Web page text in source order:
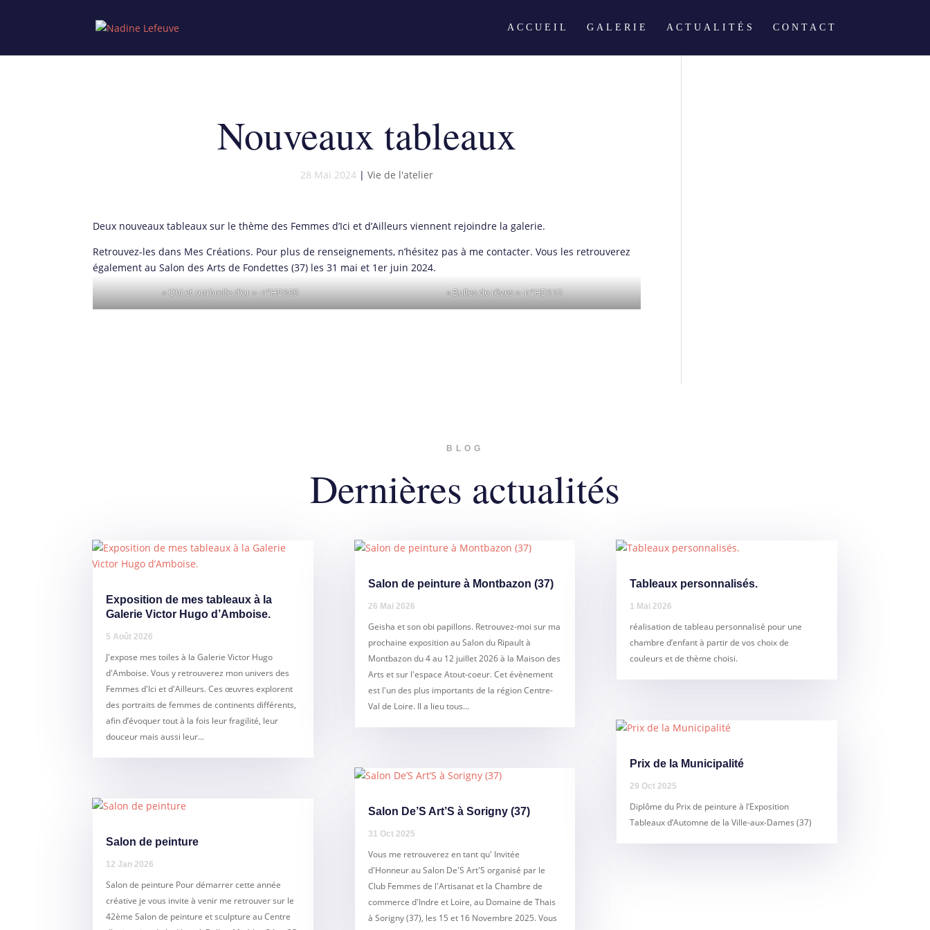
ACCUEIL GALERIE ACTUALITÉS CONTACT
Nouveaux tableaux
28 Mai 2024 |Vie de l'atelier
Deux nouveaux tableaux sur le thème des Femmes d’Ici et d’Ailleurs viennent rejoindre la galerie.
Retrouvez-les dans Mes Créations. Pour plus de renseignements, n’hésitez pas à me contacter. Vous les retrouverez
également au Salon des Arts de Fondettes (37) les 31 mai et 1er juin 2024.
« Obi et ombrelle d’or »- n°HD109 « Bulles de rêves »- n°HD110
BLOG
Dernières actualités
Exposition de mes tableaux à la
Galerie Victor Hugo d’Amboise.
5 Août 2026
J'expose mes toiles à la Galerie Victor Hugo
d'Amboise. Vous y retrouverez mon univers des
Femmes d'Ici et d'Ailleurs. Ces œuvres explorent
des portraits de femmes de continents différents,
afin d’évoquer tout à la fois leur fragilité, leur
douceur mais aussi leur...
Salon de peinture
12 Jan 2026
Salon de peinture Pour démarrer cette année
créative je vous invite à venir me retrouver sur le
42ème Salon de peinture et sculpture au Centre
Salon de peinture à Montbazon (37)
26 Mai 2026
Geisha et son obi papillons. Retrouvez-moi sur ma
prochaine exposition au Salon du Ripault à
Montbazon du 4 au 12 juillet 2026 à la Maison des
Arts et sur l'espace Atout-coeur. Cet évènement
est l'un des plus importants de la région Centre-
Val de Loire. Il a lieu tous...
Salon De’S Art’S à Sorigny (37)
31 Oct 2025
Vous me retrouverez en tant qu' Invitée
d'Honneur au Salon De'S Art'S organisé par le
Club Femmes de l'Artisanat et la Chambre de
commerce d'Indre et Loire, au Domaine de Thais
à Sorigny (37), les 15 et 16 Novembre 2025. Vous
Tableaux personnalisés.
1 Mai 2026
réalisation de tableau personnalisé pour une
chambre d’enfant à partir de vos choix de
couleurs et de thème choisi.
Prix de la Municipalité
29 Oct 2025
Diplôme du Prix de peinture à l’Exposition
Tableaux d’Automne de la Ville-aux-Dames (37)